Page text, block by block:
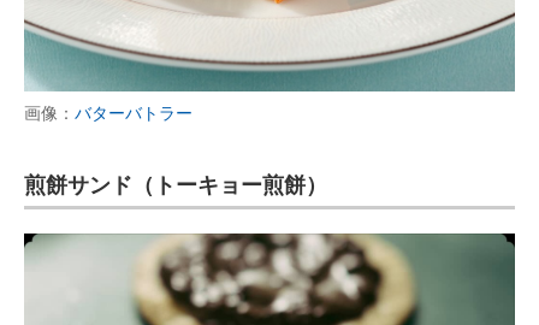
画像： バターバトラー
煎餅サンド（トーキョー煎餅）